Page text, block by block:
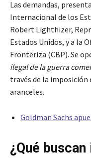
Las demandas,
Internacional de los
Robert Lighthizer,
Estados Unidos, y a la
Fronteriza (CBP). Se
ilegal de la guerra
través de la imposición
aranceles.
Goldman Sachs
¿Qué